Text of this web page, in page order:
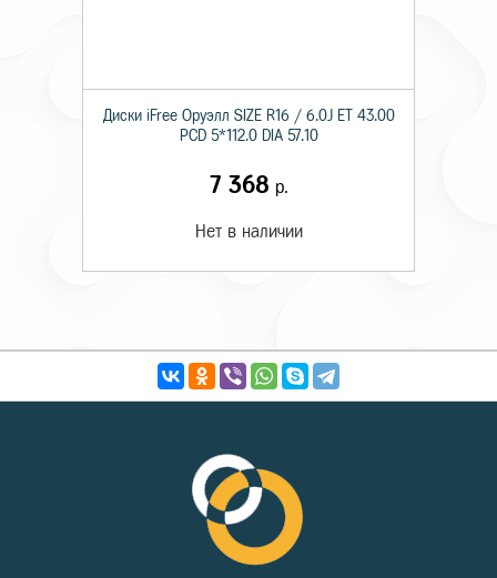
Диски iFree Оруэлл SIZE R16 / 6.0J ET 43.00
PCD 5*112.0 DIA 57.10
7 368 р.
Нет в наличии